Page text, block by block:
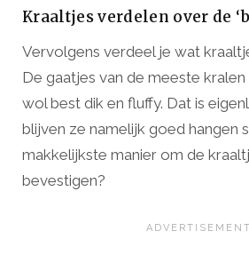
Kraaltjes verdelen over de
Vervolgens verdeel je wat
De gaatjes van de meeste kralen
wol best dik en fluffy. Dat is
blijven ze namelijk goed hangen
makkelijkste manier om de
bevestigen?